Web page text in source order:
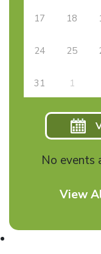
17 18
24 25
31 1
No events
View